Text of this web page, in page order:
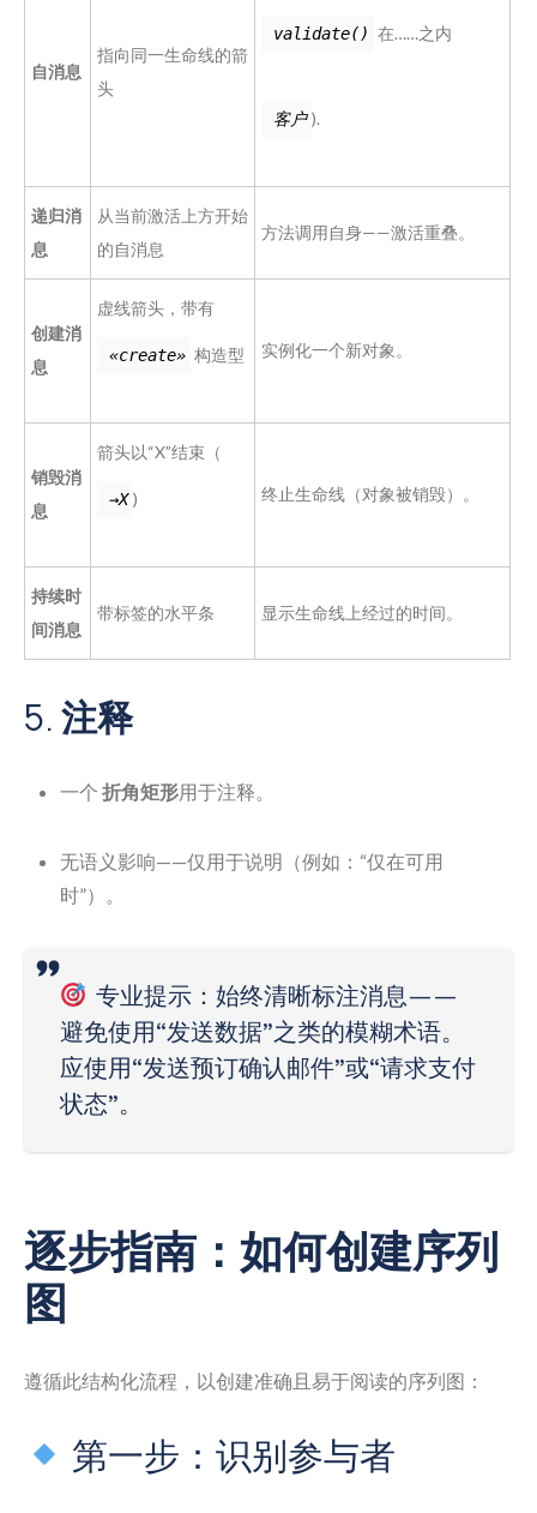
自消息
指向同一生命线的箭
头
validate() 在……之内
客户 ).
递归消
息
从当前激活上方开始
的自消息
方法调用自身——激活重叠。
创建消
息
虚线箭头，带有
«create» 构造型 实例化一个新对象。
销毁消
息
箭头以“X”结束（
→X ) 终止生命线（对象被销毁）。
持续时
间消息
带标签的水平条 显示生命线上经过的时间。
5.注释
一个 折角矩形用于注释。
无语义影响——仅用于说明（例如：“仅在可用
时”）。
专业提示：始终清晰标注消息——
避免使用“发送数据”之类的模糊术语。
应使用“发送预订确认邮件”或“请求支付
状态”。
逐步指南：如何创建序列
图
遵循此结构化流程，以创建准确且易于阅读的序列图：
第一步：识别参与者